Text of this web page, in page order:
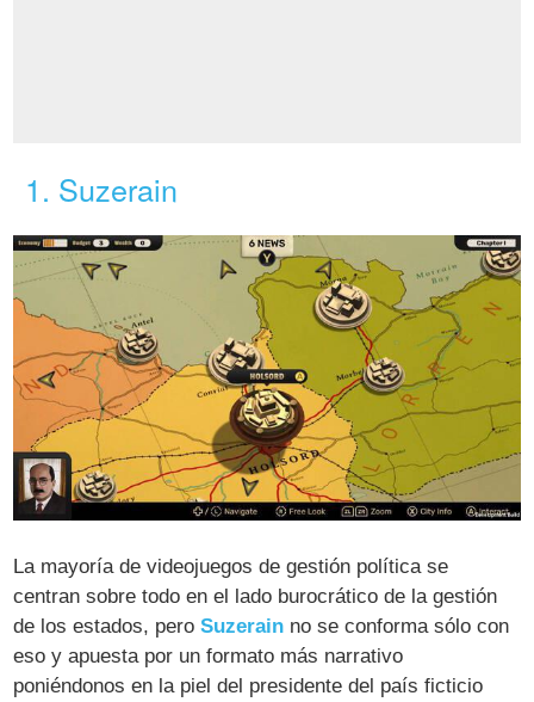
1. Suzerain
La mayoría de videojuegos de gestión política se
centran sobre todo en el lado burocrático de la gestión
de los estados, peroSuzerain no se conforma sólo con
eso y apuesta por un formato más narrativo
poniéndonos en la piel del presidente del país ficticio